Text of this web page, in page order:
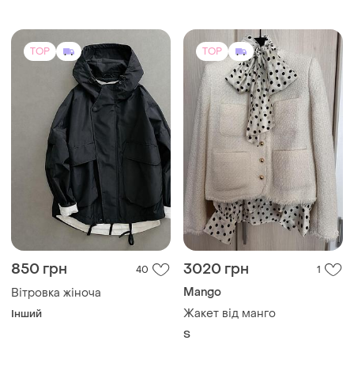
850 грн
Вітровка жіноча
3020 грн 1
Mango
Жакет від манго
S